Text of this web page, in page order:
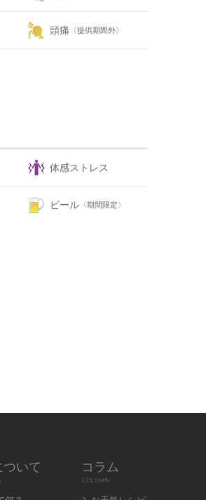
頭痛 〈提供期間外〉
体感ストレス
ビール 〈期間限定〉
いて コラム
Column